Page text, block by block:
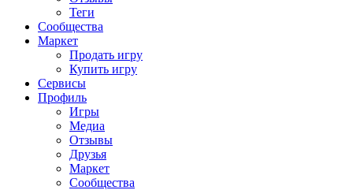
Теги
Сообщества
Маркет
Продать игру
Купить игру
Сервисы
Профиль
Игры
Медиа
Отзывы
Друзья
Маркет
Сообщества